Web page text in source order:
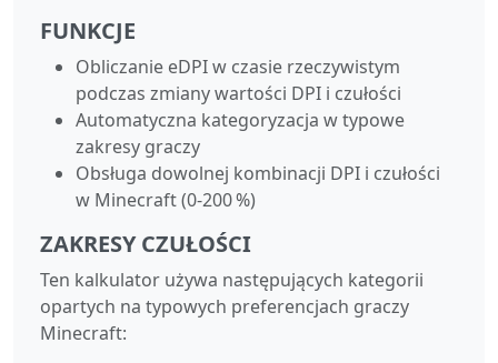
FUNKCJE
Obliczanie eDPI w czasie rzeczywistym
podczas zmiany wartości DPI i czułości
Automatyczna kategoryzacja w typowe
zakresy graczy
Obsługa dowolnej kombinacji DPI i czułości
w Minecraft (0‑200 %)
ZAKRESY CZUŁOŚCI
Ten kalkulator używa następujących kategorii
opartych na typowych preferencjach graczy
Minecraft: